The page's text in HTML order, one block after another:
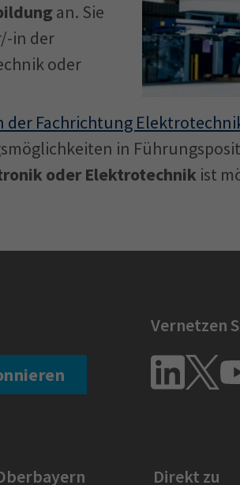
an. Sie
in der
oder
Fachrichtung
in
oder Elektrotechnik ist
Vernetzen
Direkt zu